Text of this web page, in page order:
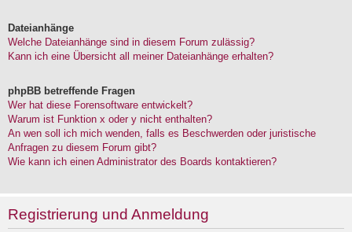
Dateianhänge
Welche Dateianhänge sind in diesem Forum zulässig?
Kann ich eine Übersicht all meiner Dateianhänge erhalten?
phpBB betreffende Fragen
Wer hat diese Forensoftware entwickelt?
Warum ist Funktion x oder y nicht enthalten?
An wen soll ich mich wenden, falls es Beschwerden oder juristische
Anfragen zu diesem Forum gibt?
Wie kann ich einen Administrator des Boards kontaktieren?
Registrierung und Anmeldung